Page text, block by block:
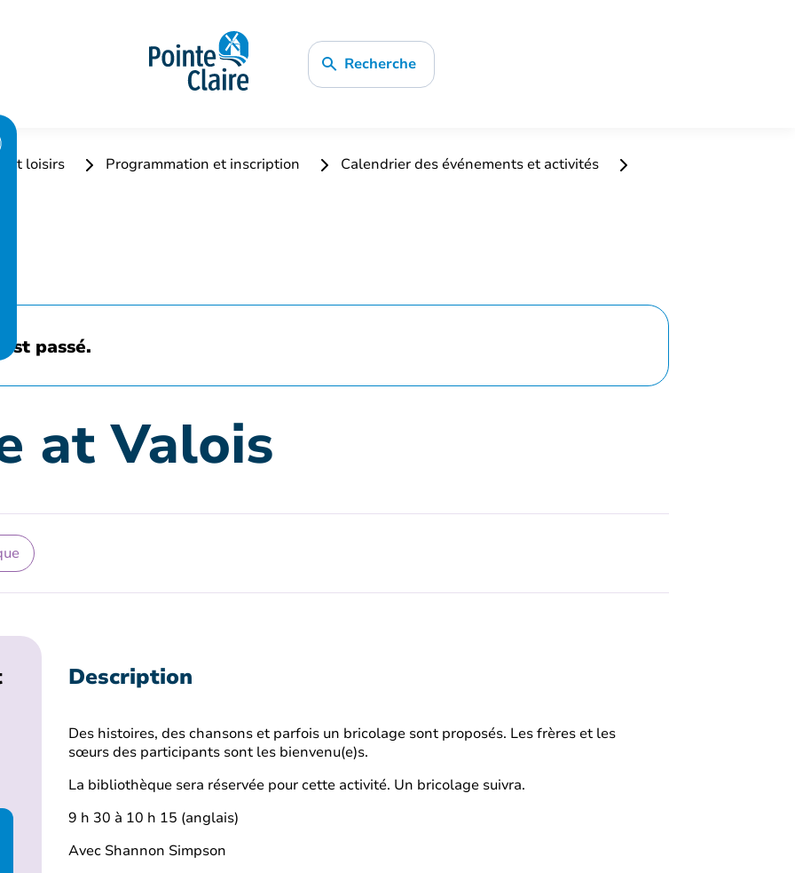
Recherche
et loisirs Programmation et inscription
Calendrier des événements et activités
passé.
at Valois
Description
Des histoires, des chansons et parfois un bricolage sont proposés. Les frères et les
sœurs des participants sont les bienvenu(e)s.
La bibliothèque sera réservée pour cette activité. Un bricolage suivra.
9 h 30 à 10 h 15 (anglais)
Avec Shannon Simpson